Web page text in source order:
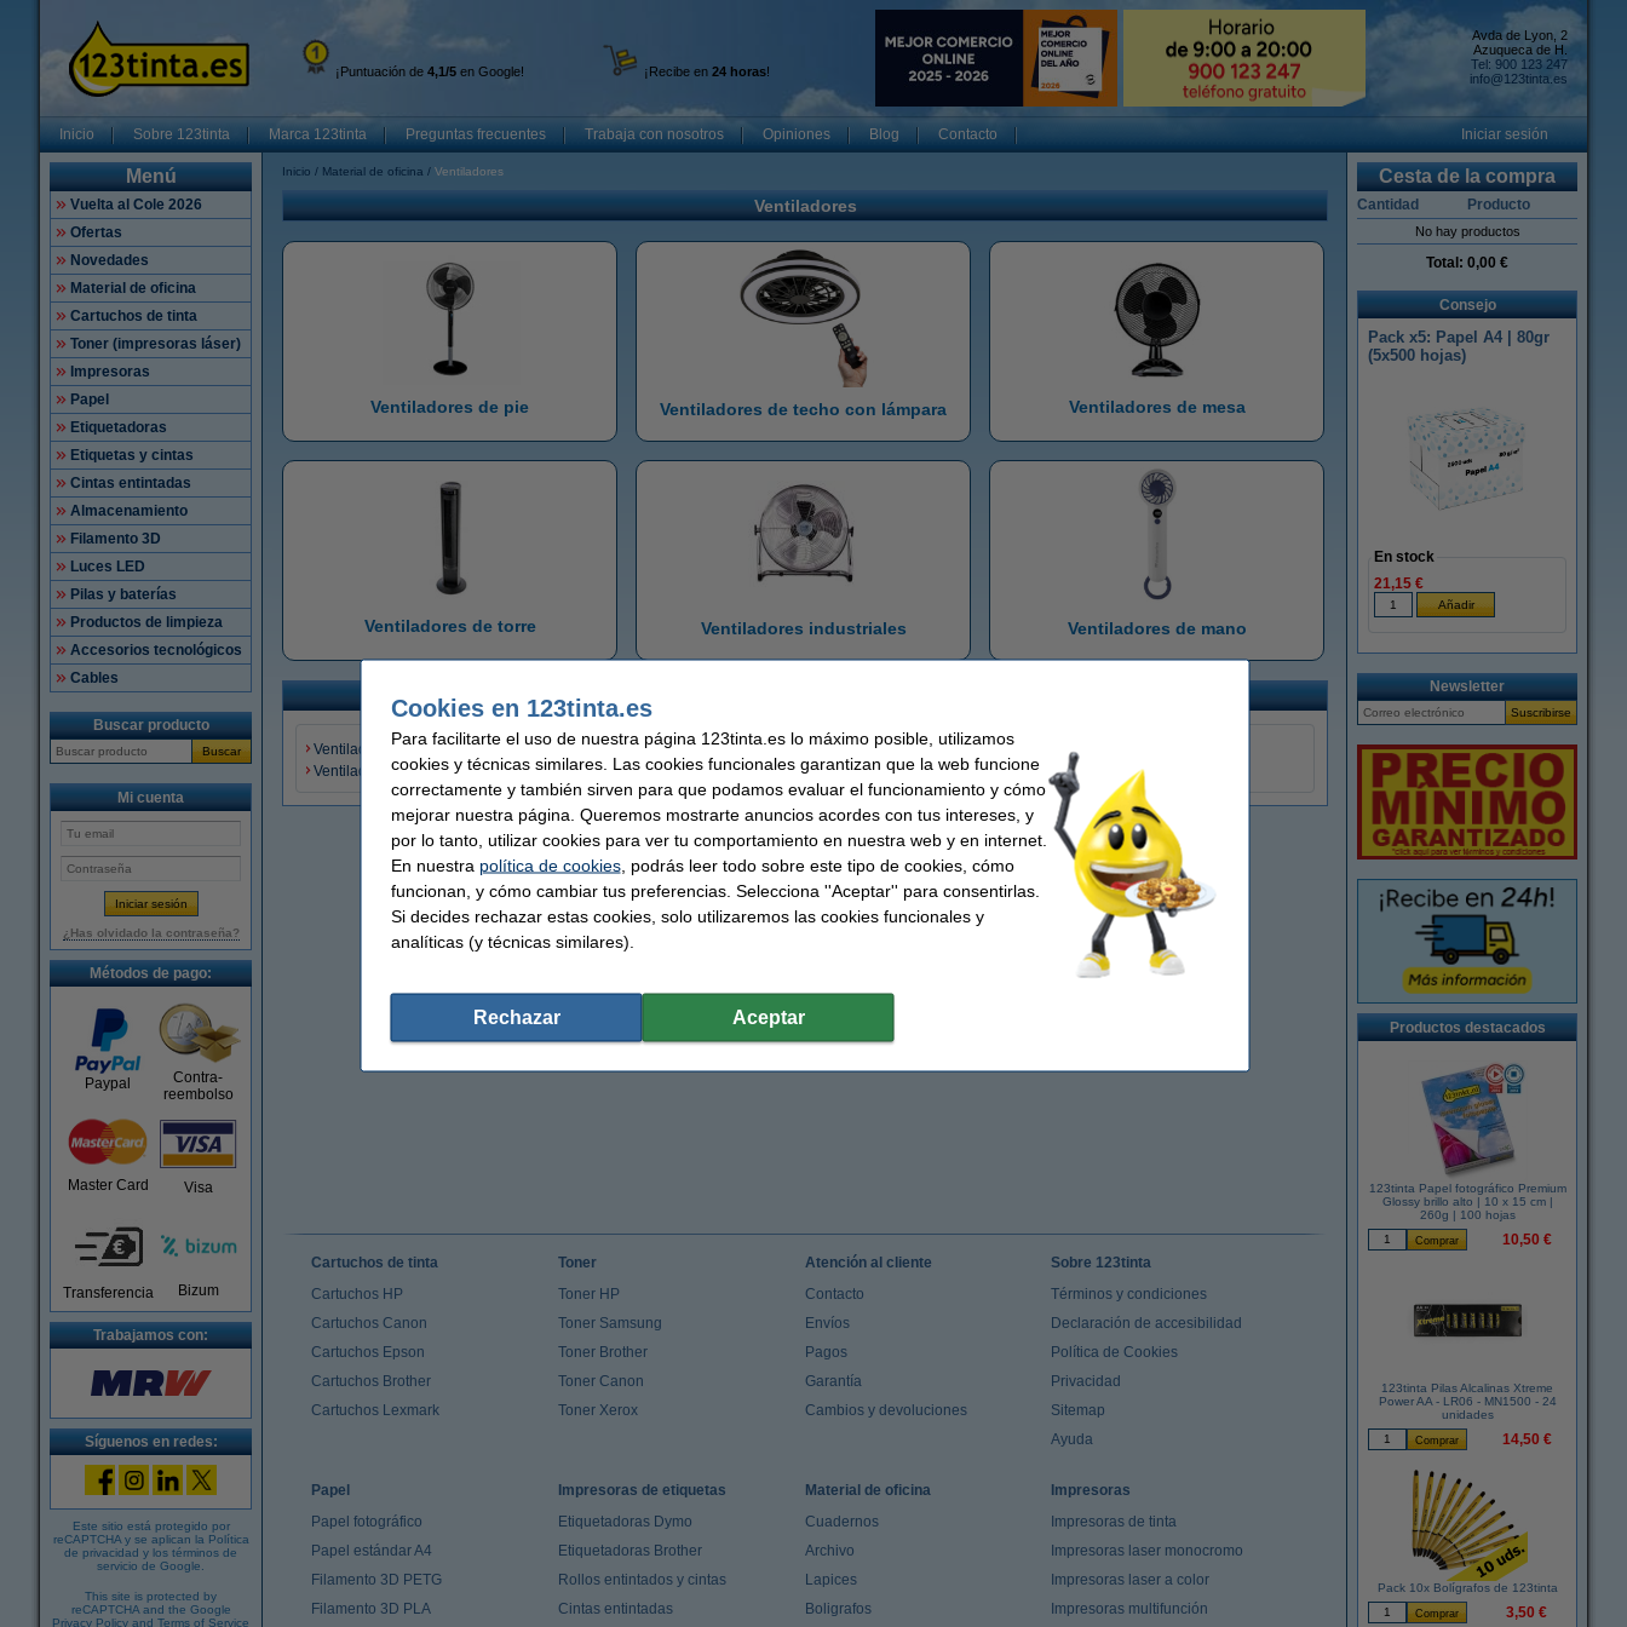
¡Puntuación de 4,1/5 en Google! ¡Recibe en 24 horas!
Avda de Lyon, 2
Azuqueca de H.
Tel: 900 123 247
info@123tinta.es
Inicio Sobre 123tinta Marca 123tinta Preguntas frecuentes Trabaja con nosotros Opiniones Blog Contacto Iniciar sesión
Menú
Vuelta al Cole 2026
Ofertas
Novedades
Material de oficina
Cartuchos de tinta
Toner (impresoras láser)
Impresoras
Papel
Etiquetadoras
Etiquetas y cintas
Cintas entintadas
Almacenamiento
Filamento 3D
Luces LED
Pilas y baterías
Productos de limpieza
Accesorios tecnológicos
Cables
Buscar producto
Buscar
Mi cuenta
¿Has olvidado la contraseña?
Métodos de pago:
Paypal
Contra-
reembolso
Master Card Visa
Transferencia Bizum
Trabajamos con:
Síguenos en redes:
Este sitio está protegido por
reCAPTCHA y se aplican la Política
de privacidad y los términos de
servicio de Google
This site is protected by
reCAPTCHA and the Google
Privacy Policy and Terms of Service
Inicio Material de oficina Ventiladores
Ventiladores
Ventiladores de pie Ventiladores de techo con lámpara Ventiladores de mesa
Ventiladores de torre Ventiladores industriales Ventiladores de mano
Ventiladores de pie
Ventiladores de techo con lámpara
Ventiladores de mesa
Ventiladores de torre
Ventiladores industriales
Ventiladores de mano
Cesta de la compra
Cantidad Producto
No hay productos
Total: 0,00 €
Consejo
Pack x5: Papel A4 | 80gr
(5x500 hojas)
En stock
21,15 €
Newsletter
Productos destacados
123tinta Papel fotográfico Premium
Glossy brillo alto | 10 x 15 cm |
260g | 100 hojas
10,50 €
123tinta Pilas Alcalinas Xtreme
Power AA - LR06 - MN1500 - 24
unidades
14,50 €
Pack 10x Bolígrafos de 123tinta
3,50 €
Cartuchos de tinta
Cartuchos HP
Cartuchos Canon
Cartuchos Epson
Cartuchos Brother
Cartuchos Lexmark
Toner
Toner HP
Toner Samsung
Toner Brother
Toner Canon
Toner Xerox
Atención al cliente
Contacto
Envíos
Pagos
Garantía
Cambios y devoluciones
Sobre 123tinta
Términos y condiciones
Declaración de accesibilidad
Política de Cookies
Privacidad
Sitemap
Ayuda
Papel
Papel fotográfico
Papel estándar A4
Filamento 3D PETG
Filamento 3D PLA
Impresoras de etiquetas
Etiquetadoras Dymo
Etiquetadoras Brother
Rollos entintados y cintas
Cintas entintadas
Material de oficina
Cuadernos
Archivo
Lapices
Boligrafos
Impresoras
Impresoras de tinta
Impresoras laser monocromo
Impresoras laser a color
Impresoras multifunción
Cookies en 123tinta.es
Para facilitarte el uso de nuestra página 123tinta.es lo máximo posible, utilizamos
cookies y técnicas similares. Las cookies funcionales garantizan que la web funcione
correctamente y también sirven para que podamos evaluar el funcionamiento y cómo
mejorar nuestra página. Queremos mostrarte anuncios acordes con tus intereses, y
por lo tanto, utilizar cookies para ver tu comportamiento en nuestra web y en internet.
En nuestra política de cookies, podrás leer todo sobre este tipo de cookies, cómo
funcionan, y cómo cambiar tus preferencias. Selecciona ''Aceptar'' para consentirlas.
Si decides rechazar estas cookies, solo utilizaremos las cookies funcionales y
analíticas (y técnicas similares).
Rechazar Aceptar